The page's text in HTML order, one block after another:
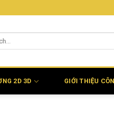
2D 3D GIỚI THIỆU